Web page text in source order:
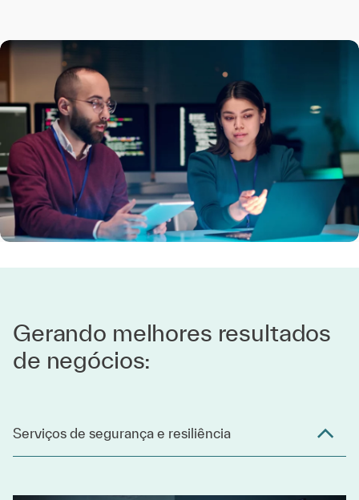
Gerando melhores resultados
de negócios:
Serviços de segurança e resiliência